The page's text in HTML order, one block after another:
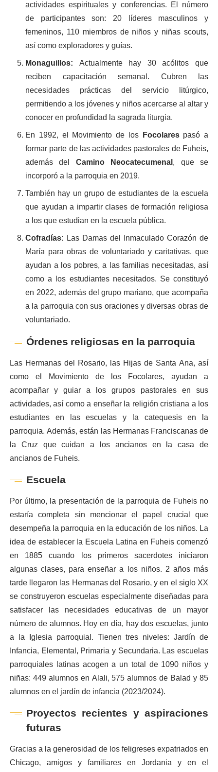
actividades espirituales y conferencias. El número
de participantes son: 20 líderes masculinos y
femeninos, 110 miembros de niños y niñas scouts,
así como exploradores y guías.
Monaguillos: Actualmente hay 30 acólitos que
reciben capacitación semanal. Cubren las
necesidades prácticas del servicio litúrgico,
permitiendo a los jóvenes y niños acercarse al altar y
conocer en profundidad la sagrada liturgia.
En 1992, el Movimiento de los Focolarespasó a
formar parte de las actividades pastorales de Fuheis,
además del Camino Neocatecumenal, que se
incorporó a la parroquia en 2019.
También hay un grupo de estudiantes de la escuela
que ayudan a impartir clases de formación religiosa
a los que estudian en la escuela pública.
Cofradías: Las Damas del Inmaculado Corazón de
María para obras de voluntariado y caritativas, que
ayudan a los pobres, a las familias necesitadas, así
como a los estudiantes necesitados. Se constituyó
en 2022, además del grupo mariano, que acompaña
a la parroquia con sus oraciones y diversas obras de
voluntariado.
Órdenes religiosas en la parroquia
Las Hermanas del Rosario, las Hijas de Santa Ana, así
como el Movimiento de los Focolares, ayudan a
acompañar y guiar a los grupos pastorales en sus
actividades, así como a enseñar la religión cristiana a los
estudiantes en las escuelas y la catequesis en la
parroquia. Además, están las Hermanas Franciscanas de
la Cruz que cuidan a los ancianos en la casa de
ancianos de Fuheis.
Escuela
Por último, la presentación de la parroquia de Fuheis no
estaría completa sin mencionar el papel crucial que
desempeña la parroquia en la educación de los niños. La
idea de establecer la Escuela Latina en Fuheis comenzó
en 1885 cuando los primeros sacerdotes iniciaron
algunas clases, para enseñar a los niños. 2 años más
tarde llegaron las Hermanas del Rosario, y en el siglo XX
se construyeron escuelas especialmente diseñadas para
satisfacer las necesidades educativas de un mayor
número de alumnos. Hoy en día, hay dos escuelas, junto
a la Iglesia parroquial. Tienen tres niveles: Jardín de
Infancia, Elemental, Primaria y Secundaria. Las escuelas
parroquiales latinas acogen a un total de 1090 niños y
niñas: 449 alumnos en Alali, 575 alumnos de Balad y 85
alumnos en el jardín de infancia (2023/2024).
Proyectos recientes y aspiraciones
futuras
Gracias a la generosidad de los feligreses expatriados en
Chicago, amigos y familiares en Jordania y en el